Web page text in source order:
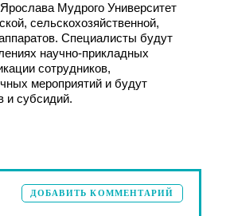
Мудрого Университет
сельскохозяйственной,
Специалисты будут
научно-прикладных
сотрудников,
мероприятий и будут
и субсидий.
ДОБАВИТЬ КОММЕНТАРИЙ